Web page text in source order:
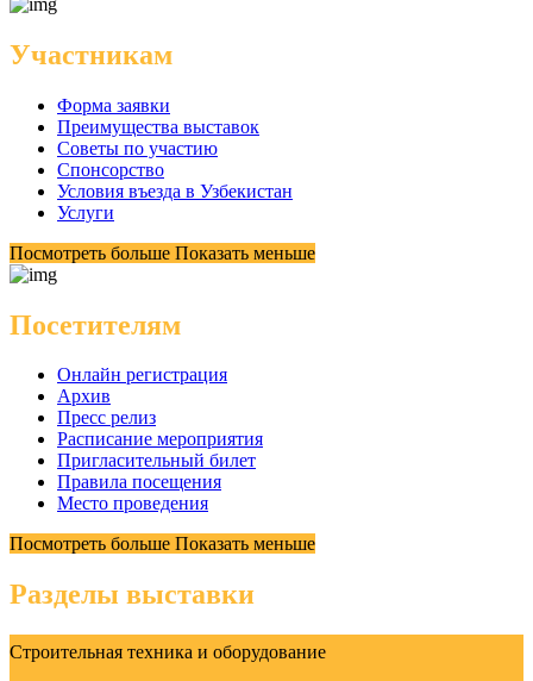
Участникам
Форма заявки
Преимущества выставок
Советы по участию
Спонсорство
Условия въезда в Узбекистан
Услуги
Посмотреть больше Показать меньше
Посетителям
Онлайн регистрация
Архив
Пресс релиз
Расписание мероприятия
Пригласительный билет
Правила посещения
Место проведения
Посмотреть больше Показать меньше
Разделы выставки
Строительная техника и оборудование